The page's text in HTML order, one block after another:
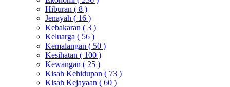
Hiburan ( 8 )
Jenayah ( 16 )
Kebakaran ( 3 )
Keluarga ( 56 )
Kemalangan ( 50 )
Kesihatan ( 100 )
Kewangan ( 25 )
Kisah Kehidupan ( 73 )
Kisah Kejayaan ( 60 )